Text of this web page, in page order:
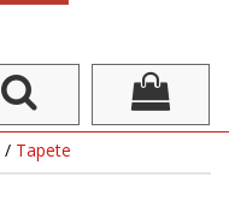
/ Tapete